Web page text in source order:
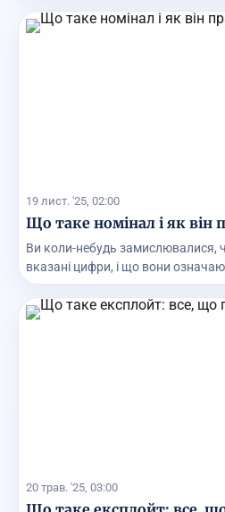
19 лист. '25, 02:00
Що таке номінал і як він
Ви коли-небудь замислювалися,
вказані цифри, і що вони
20 трав. '25, 03:00